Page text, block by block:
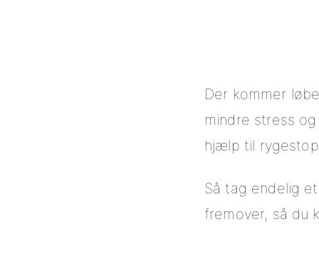
Der kommer
mindre stress
hjælp til
Så tag endelig
fremover, så du